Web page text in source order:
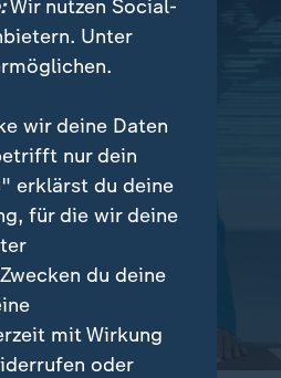
Wir nutzen Social-
Unter
wir deine Daten
nur dein
erklärst du deine
für die wir deine
du deine
mit Wirkung
oder